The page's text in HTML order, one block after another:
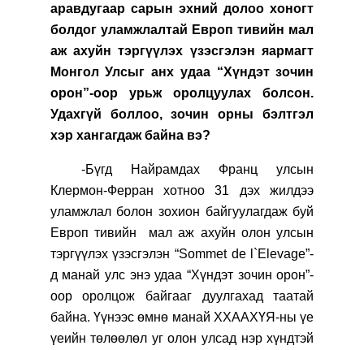
аравдугаар сарын эхний долоо хоногт
болдог уламжлалтай Европ тивийн мал
аж ахуйн тэргүүлэх үзэсгэлэн яармагт
Монгол Улсыг анх удаа “Хүндэт зочин
орон”-оор урьж оролцуулах болсон.
Удахгүй боллоо, зочин орны бэлтгэл
хэр хангагдаж байна вэ?
-Бүгд Найрамдах Франц улсын
Клермон-Ферран хотноо 31 дэх жилдээ
уламжлал болон зохион байгуулагдаж буй
Европ тивийн мал аж ахуйн олон улсын
тэргүүлэх үзэсгэлэн “Sommet de l`Elevage”-
д манай улс энэ удаа “Хүндэт зочин орон”-
оор оролцож байгааг дуулгахад таатай
байна. Үүнээс өмнө манай ХХААХҮЯ-ны үе
үеийн төлөөлөл уг олон улсад нэр хүндтэй